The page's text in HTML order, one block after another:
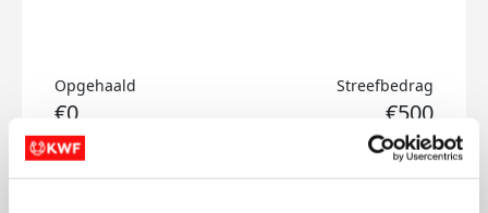
Opgehaald
€0
Streefbedrag
€500
Doneer